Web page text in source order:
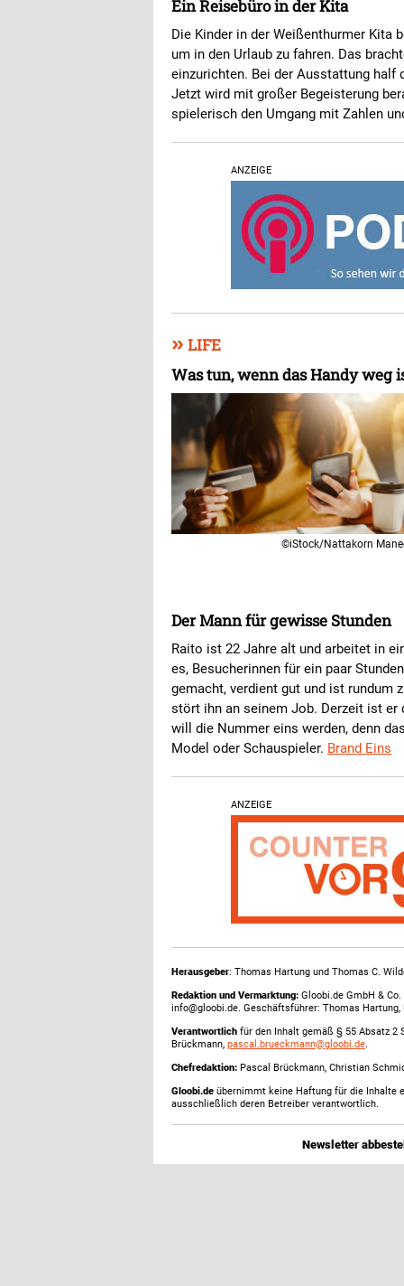
Ein Reisebüro in der Kita
Die Kinder in der Weißenthurmer Kita
um in den Urlaub zu fahren. Das
einzurichten. Bei der Ausstattung half
Jetzt wird mit großer Begeisterung
spielerisch den Umgang mit Zahlen
ANZEIGE
» LIFE
Was tun, wenn das Handy weg
©iStock/Nattakorn
Der Mann für gewisse Stunden
Raito ist 22 Jahre alt und arbeitet in
es, Besucherinnen für ein paar
gemacht, verdient gut und ist rundum
stört ihn an seinem Job. Derzeit ist
will die Nummer eins werden, denn
Model oder Schauspieler. Brand Eins
ANZEIGE
Herausgeber: Thomas Hartung und Thomas C.
Redaktion und Vermarktung: Gloobi.de GmbH &
info@gloobi.de. Geschäftsführer: Thomas
Verantwortlich für den Inhalt gemäß § 55 Absatz 2
Brückmann, pascal.brueckmann@gloobi.de.
Chefredaktion: Pascal Brückmann, Christian
Gloobi.de übernimmt keine Haftung für die Inhalte
ausschließlich deren Betreiber verantwortlich.
Newsletter